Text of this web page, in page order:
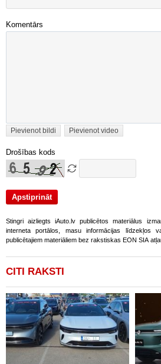
Komentārs
Pievienot bildi Pievienot video
Drošības kods
Stingri aizliegts iAuto.lv publicētos materiālus
interneta portālos, masu informācijas līdzekļos
publicētajiem materiāliem bez rakstiskas EON SIA
CITI RAKSTI